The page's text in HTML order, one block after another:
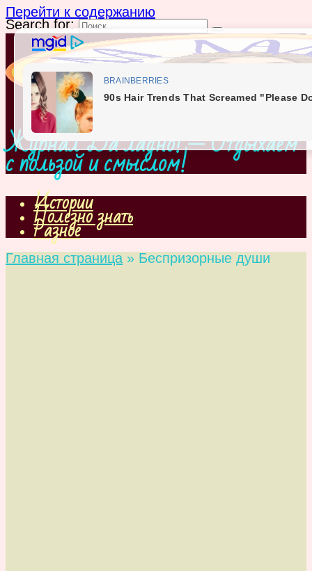
Перейти к содержанию
Search for:
Журнал Да ладно! — Отдыхаем
с пользой и смыслом!
Истории
Полезно знать
Разное
Главная страница » Беспризорные души